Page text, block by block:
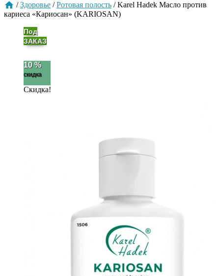
/ Здоровье / Ротовая полость /Karel Hadek Масло против
кариеса «Кариосан» (KARIOSAN)
Под
ЗАКАЗ
10 %
скидка
Скидка!